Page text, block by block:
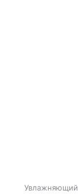
Увлажняющий